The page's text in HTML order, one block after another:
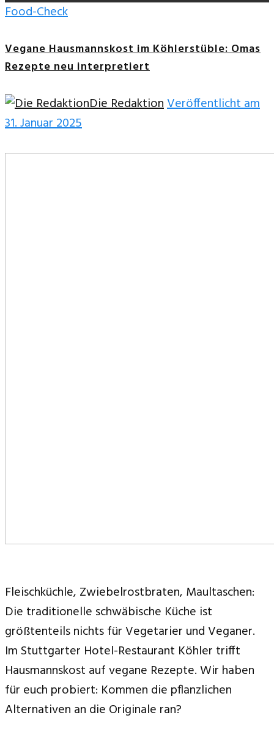
Food-Check
Vegane Hausmannskost im Köhlerstüble: Omas
Rezepte neu interpretiert
Die RedaktionVeröffentlicht am
31. Januar 2025
Fleischküchle, Zwiebelrostbraten, Maultaschen:
Die traditionelle schwäbische Küche ist
größtenteils nichts für Vegetarier und Veganer.
Im Stuttgarter Hotel-Restaurant Köhler trifft
Hausmannskost auf vegane Rezepte. Wir haben
für euch probiert: Kommen die pflanzlichen
Alternativen an die Originale ran?